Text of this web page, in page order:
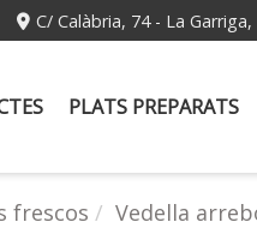
C/ Calàbria, 74 - La Garriga,
PLATS PREPARATS
frescos Vedella